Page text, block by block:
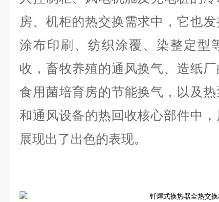
房、机柜的热交换需求中，它也
涂布印刷、纺织涂覆、染整定型
收，畜牧养殖的通风换气、造纸
食用菌培育房的节能换气，以及
和通风设备的热回收核心部件中
展现出了出色的表现。